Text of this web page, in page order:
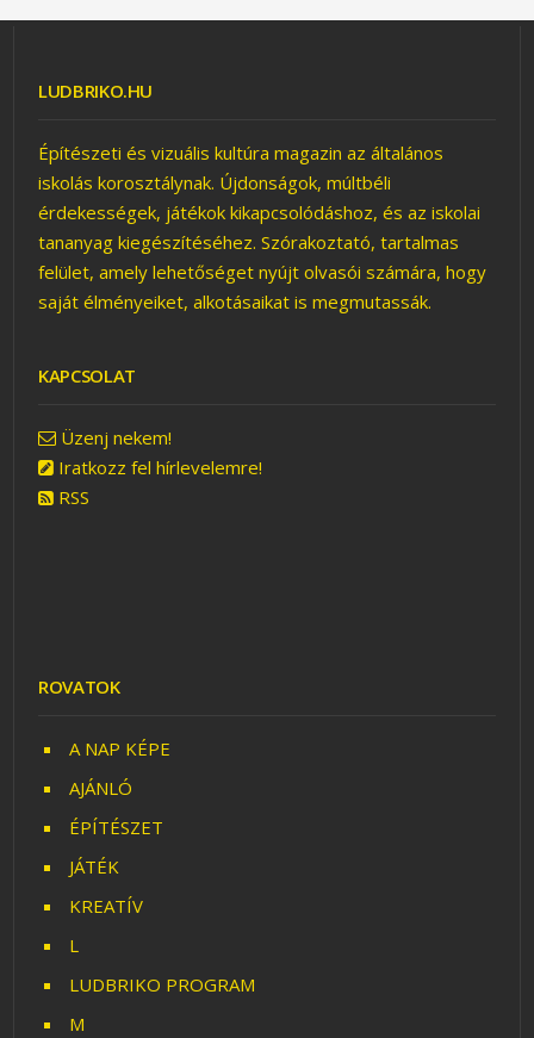
DIVATOS FALIKÉPEK
LUDBRIKO.HU
Építészeti és vizuális kultúra magazin az általános
iskolás korosztálynak. Újdonságok, múltbéli
érdekességek, játékok kikapcsolódáshoz, és az iskolai
tananyag kiegészítéséhez. Szórakoztató, tartalmas
felület, amely lehetőséget nyújt olvasói számára, hogy
saját élményeiket, alkotásaikat is megmutassák.
KAPCSOLAT
Üzenj nekem!
Iratkozz fel hírlevelemre!
RSS
ROVATOK
A NAP KÉPE
AJÁNLÓ
ÉPÍTÉSZET
JÁTÉK
KREATÍV
L
LUDBRIKO PROGRAM
M